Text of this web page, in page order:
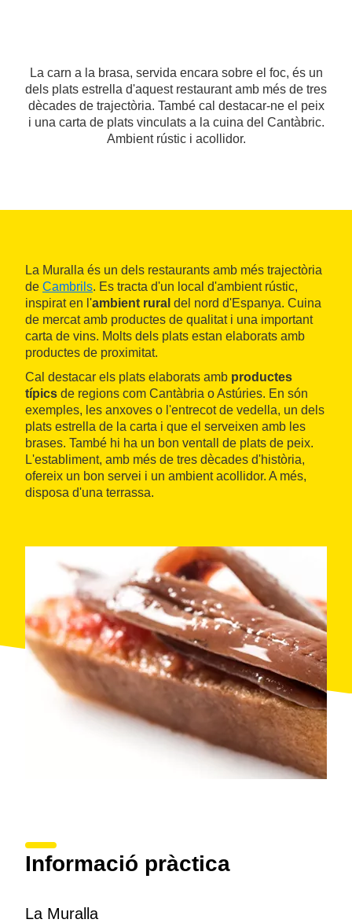
La carn a la brasa, servida encara sobre el foc, és un
dels plats estrella d'aquest restaurant amb més de tres
dècades de trajectòria. També cal destacar-ne el peix
i una carta de plats vinculats a la cuina del Cantàbric.
Ambient rústic i acollidor.
La Muralla és un dels restaurants amb més trajectòria
de Cambrils. Es tracta d'un local d'ambient rústic,
inspirat en l'ambient rural del nord d'Espanya. Cuina
de mercat amb productes de qualitat i una important
carta de vins. Molts dels plats estan elaborats amb
productes de proximitat.
Cal destacar els plats elaborats amb productes
típics de regions com Cantàbria o Astúries. En són
exemples, les anxoves o l'entrecot de vedella, un dels
plats estrella de la carta i que el serveixen amb les
brases. També hi ha un bon ventall de plats de peix.
L'establiment, amb més de tres dècades d'història,
ofereix un bon servei i un ambient acollidor. A més,
disposa d'una terrassa.
Informació pràctica
La Muralla